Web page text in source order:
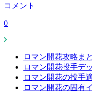
コメント
0
ロマン開花攻略ま
ロマン開花投手デ
ロマン開花の投手
ロマン開花の固有